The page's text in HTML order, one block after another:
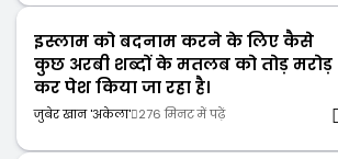
इस्लाम को बदनाम करने के लिए कैसे
कुछ अरबी शब्दों के मतलब को तोड़ मरोड़
कर पेश किया जा रहा है।
जुबेर खान 'अकेला' 276 मिनट में पढ़ें